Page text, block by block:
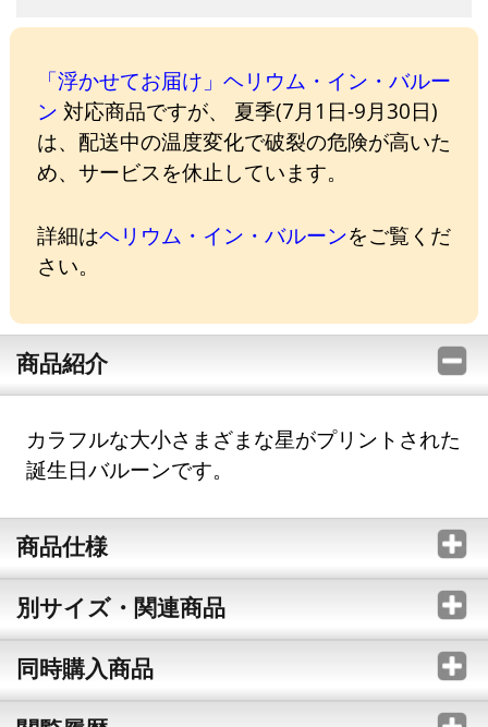
「浮かせてお届け」ヘリウム・イン・バルー
ン 対応商品ですが、 夏季(7月1日-9月30日)
は、配送中の温度変化で破裂の危険が高いた
め、サービスを休止しています。
詳細はヘリウム・イン・バルーンをご覧くだ
さい。
商品紹介
カラフルな大小さまざまな星がプリントされた
誕生日バルーンです。
商品仕様
別サイズ・関連商品
同時購入商品